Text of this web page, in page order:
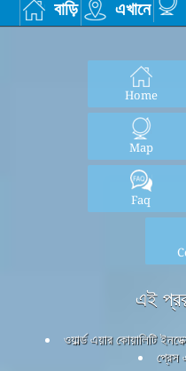
বাড়ি এখানে
Home
Map
Faq
এই
ওয়ার্ল্ড এয়ার কোয়ালিটি
প্রেস